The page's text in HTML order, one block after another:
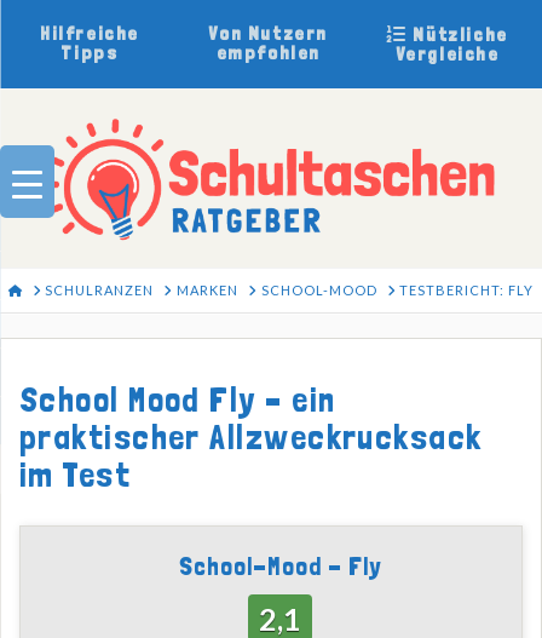
Hilfreiche
Tipps
Von Nutzern
empfohlen
Nützliche
Vergleiche
HOMESCHULRANZEN MARKEN SCHOOL-MOOD TESTBERICHT: FLY
School Mood Fly – ein
praktischer Allzweckrucksack
im Test
School-Mood - Fly
2,1